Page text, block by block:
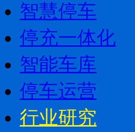
智慧停车
停充一体化
智能车库
停车运营
行业研究